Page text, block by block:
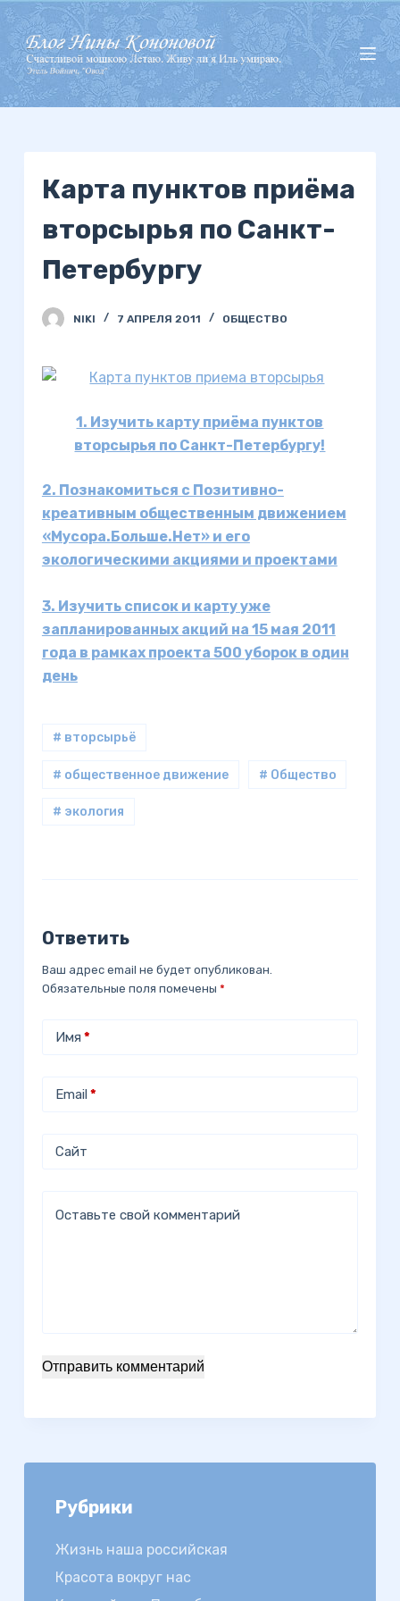
П
е
р
е
й
Карта пунктов приёма
вторсырья по Санкт-
Петербургу
NIKI 7 АПРЕЛЯ 2011 ОБЩЕСТВО
1. Изучить карту приёма пунктов
вторсырья по Санкт-Петербургу!
2. Познакомиться с Позитивно-
креативным общественным движением
«Мусора.Больше.Нет» и его
экологическими акциями и проектами
3. Изучить список и карту уже
запланированных акций на 15 мая 2011
года в рамках проекта 500 уборок в один
день
# вторсырьё
# общественное движение # Общество
# экология
Ответить
Ваш адрес email не будет опубликован.
Обязательные поля помечены *
Имя *
Email*
Сайт
Оставьте свой комментарий
Отправить комментарий
Рубрики
Жизнь наша российская
Красота вокруг нас